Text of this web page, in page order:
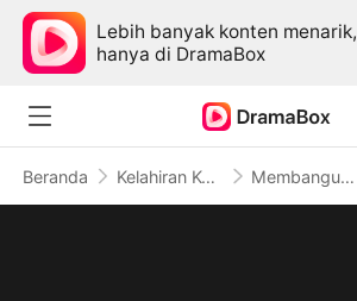
Lebih banyak konten menarik,
hanya di DramaBox
Beranda Kelahiran Kembali Membangun Cinta di Era 80-an